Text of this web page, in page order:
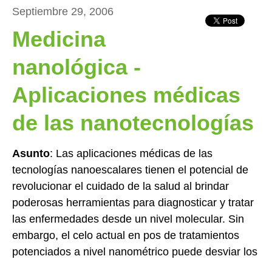
Septiembre 29, 2006
Medicina
nanológica -
Aplicaciones médicas
de las nanotecnologías
Asunto: Las aplicaciones médicas de las
tecnologías nanoescalares tienen el potencial de
revolucionar el cuidado de la salud al brindar
poderosas herramientas para diagnosticar y tratar
las enfermedades desde un nivel molecular. Sin
embargo, el celo actual en pos de tratamientos
potenciados a nivel nanométrico puede desviar los